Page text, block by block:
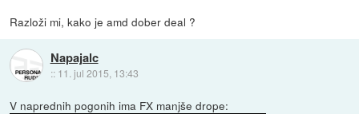
Razloži mi, kako je amd dober deal ?
Napajalc
:: 11. jul 2015, 13:43
V naprednih pogonih ima FX manjše drope: